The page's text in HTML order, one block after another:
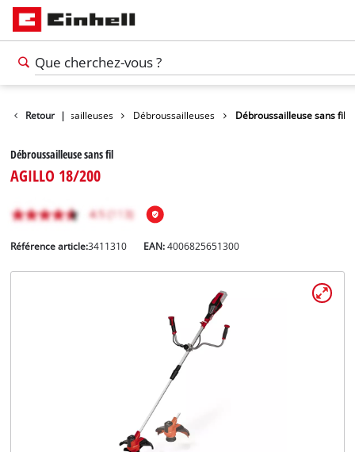
Retour |
/ Débroussailleuses Débroussailleuses Débroussailleuse sans fil
Débroussailleuse sans fil
AGILLO 18/200
Référence article:3411310 EAN:4006825651300